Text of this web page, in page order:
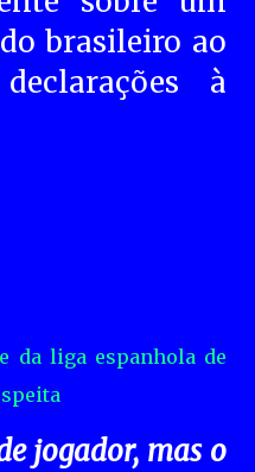
brasileiro ao
à
jogador, mas o